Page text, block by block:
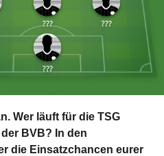
Wer läuft für die TSG
BVB? In den
die Einsatzchancen eurer